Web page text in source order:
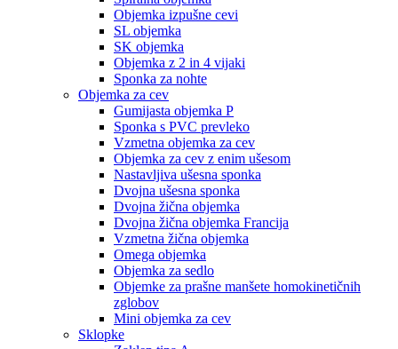
Objemka izpušne cevi
SL objemka
SK objemka
Objemka z 2 in 4 vijaki
Sponka za nohte
Objemka za cev
Gumijasta objemka P
Sponka s PVC prevleko
Vzmetna objemka za cev
Objemka za cev z enim ušesom
Nastavljiva ušesna sponka
Dvojna ušesna sponka
Dvojna žična objemka
Dvojna žična objemka Francija
Vzmetna žična objemka
Omega objemka
Objemka za sedlo
Objemke za prašne manšete homokinetičnih
zglobov
Mini objemka za cev
Sklopke